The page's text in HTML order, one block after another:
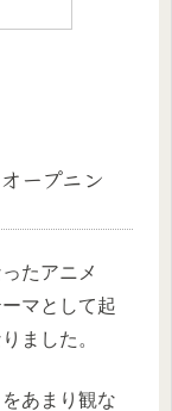
ープニン
たアニメ
マとして起
ました。
あまり観な